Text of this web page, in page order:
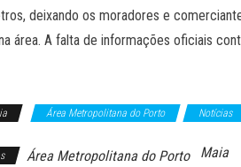
deixando os moradores e
área. A falta de informações oficiais
Área Metropolitana do Porto Notícias
Área Metropolitana do Porto Maia